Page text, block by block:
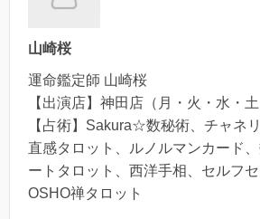
山崎桜
運命鑑定師 山崎桜
【出演店】神田店（月・火・水・土
【占術】Sakura☆数秘術、チャネ
直感タロット、ルノルマンカード
ートタロット、西洋手相、セルフセ
OSHO禅タロット